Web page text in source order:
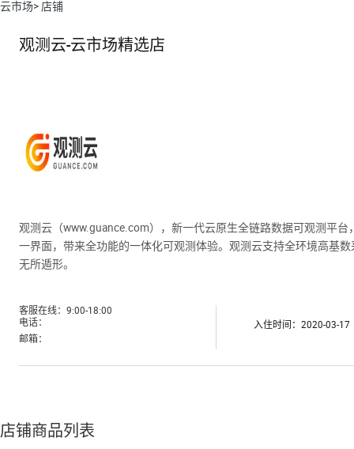
云市场> 店铺
观测云-云市场精选店
观测云（www.guance.com），新一代云原生全链路数据可观测平
一界面，带来全功能的一体化可观测体验。观测云支持全环境高基
无所遁形。
客服在线： 9:00-18:00
电话：
邮箱：
入住时间：2020-03-17
店铺商品列表